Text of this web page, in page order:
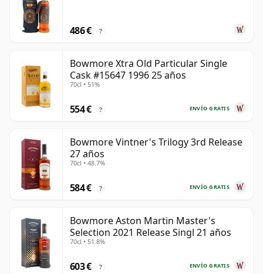
486 € ?
Bowmore Xtra Old Particular Single
Cask #15647 1996 25 años
70cl • 51%
ENVÍO GRATIS
554 € ?
Bowmore Vintner's Trilogy 3rd Release
27 años
70cl • 48.7%
ENVÍO GRATIS
584 € ?
Bowmore Aston Martin Master's
Selection 2021 Release Singl 21 años
70cl • 51.8%
ENVÍO GRATIS
603 € ?